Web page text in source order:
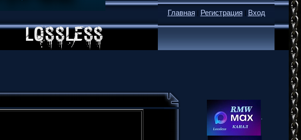
Главная | Регистрация | Вход
.